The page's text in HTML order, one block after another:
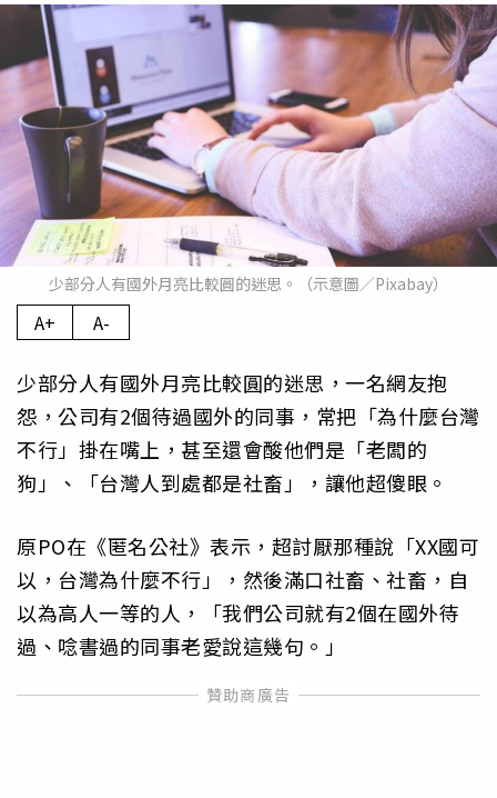
少部分人有國外月亮比較圓的迷思。（示意圖／Pixabay）
A+ A-
少部分人有國外月亮比較圓的迷思，一名網友抱
怨，公司有2個待過國外的同事，常把「為什麼台灣
不行」掛在嘴上，甚至還會酸他們是「老闆的
狗」、「台灣人到處都是社畜」，讓他超傻眼。
原PO在《匿名公社》表示，超討厭那種說「XX國可
以，台灣為什麼不行」，然後滿口社畜、社畜，自
以為高人一等的人，「我們公司就有2個在國外待
過、唸書過的同事老愛說這幾句。」